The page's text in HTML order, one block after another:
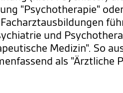
"Psychotherapie"
und
Medizin". So
als "Ärztliche